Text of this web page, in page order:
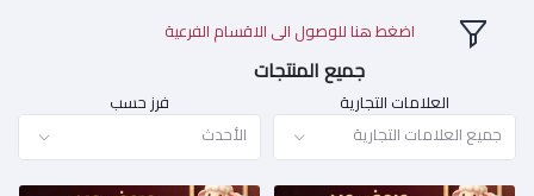
اضغط هنا للوصول الى الاقسام الفرعية
جميع المنتجات
العلامات التجارية
جميع العلامات التجارية
فرز حسب
الأحدث